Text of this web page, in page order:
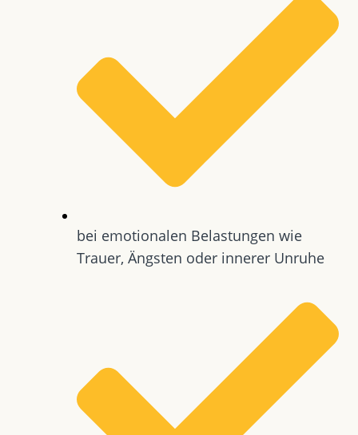
bei emotionalen Belastungen wie
Trauer, Ängsten oder innerer Unruhe